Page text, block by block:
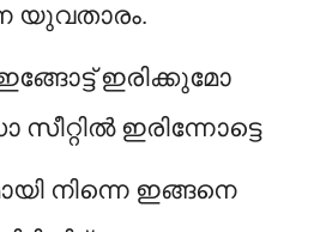
യുവതാരം.
ഇങ്ങോട്ട് ഇരിക്കുമോ
ഇരിന്നോട്ടെ
നിന്നെ ഇങ്ങനെ